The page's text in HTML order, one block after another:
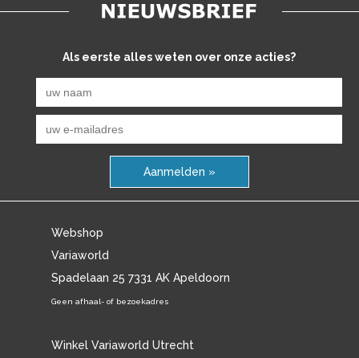
Als eerste alles weten over onze acties?
Aanmelden »
Webshop
Variaworld
Spadelaan 25 7331 AK Apeldoorn
Geen afhaal- of bezoekadres
Winkel Variaworld Utrecht